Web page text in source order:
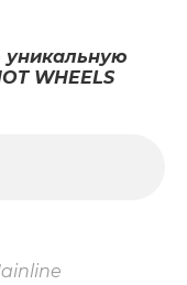
WHEELS